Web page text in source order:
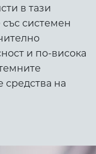
в тази
системен
и по-висока
средства на